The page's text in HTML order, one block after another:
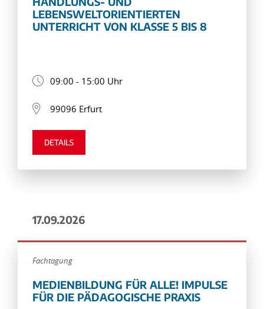
LEBENSWELTORIENTIERTEN
UNTERRICHT VON KLASSE 5 BIS 8
09:00 - 15:00 Uhr
99096 Erfurt
DETAILS
17.09.2026
Fachtagung
MEDIENBILDUNG FÜR ALLE! IMPULSE
FÜR DIE PÄDAGOGISCHE PRAXIS